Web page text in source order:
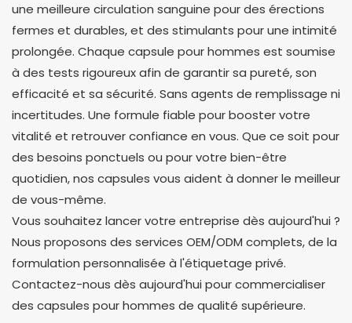
une meilleure circulation sanguine pour des érections
fermes et durables, et des stimulants pour une intimité
prolongée. Chaque capsule pour hommes est soumise
à des tests rigoureux afin de garantir sa pureté, son
efficacité et sa sécurité. Sans agents de remplissage ni
incertitudes. Une formule fiable pour booster votre
vitalité et retrouver confiance en vous. Que ce soit pour
des besoins ponctuels ou pour votre bien-être
quotidien, nos capsules vous aident à donner le meilleur
de vous-même.
Vous souhaitez lancer votre entreprise dès aujourd'hui ?
Nous proposons des services OEM/ODM complets, de la
formulation personnalisée à l'étiquetage privé.
Contactez-nous dès aujourd'hui pour commercialiser
des capsules pour hommes de qualité supérieure.